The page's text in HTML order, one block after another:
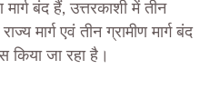
बंद हैं, उत्तरकाशी में तीन
मार्ग एवं तीन ग्रामीण मार्ग बंद
किया जा रहा है।